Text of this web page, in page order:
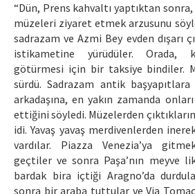
“Dün, Prens kahvaltı yaptıktan
müzeleri ziyaret etmek arzusunu
sadrazam ve Azmi Bey evden dışarı
istikametine yürüdüler. Orada,
götürmesi için bir taksiye bindiler.
sürdü. Sadrazam antik
arkadaşına, en yakın zamanda
ettiğini söyledi. Müzelerden
idi. Yavaş yavaş merdivenlerden
vardılar. Piazza Venezia’ya
geçtiler ve sonra Paşa’nın meyve
bardak bira içtiği Aragno’da
sonra bir araba tuttular ve Via